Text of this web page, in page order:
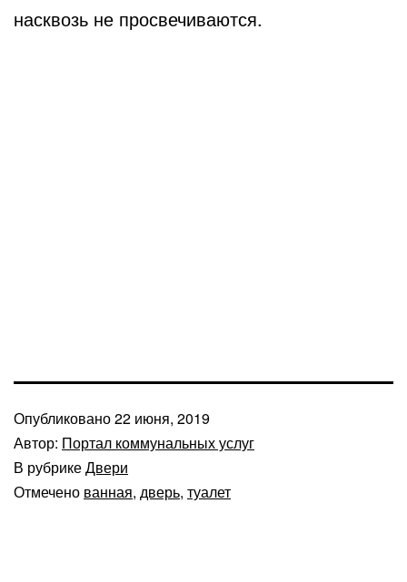
насквозь не просвечиваются.
Опубликовано22 июня, 2019
Автор: Портал коммунальных услуг
В рубрикеДвери
Отмечено ванная, дверь, туалет